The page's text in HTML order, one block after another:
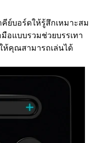
ย์บอร์ดให้รู้สึกเหมาะสม
แบบรวมช่วยบรรเทา
ห้คุณสามารถเล่นได้